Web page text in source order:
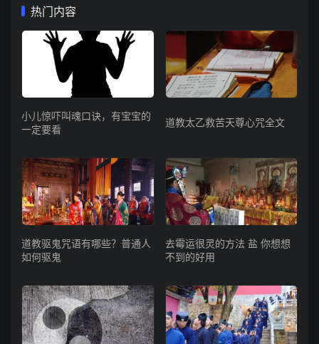
热门内容
小儿惊吓叫魂口诀，有宝宝的
一定要看
道教太乙救苦天尊心咒全文
道教驱鬼咒语有哪些？普通人
如何驱鬼
去霉运很灵的方法 盐 你想想
不到的好用